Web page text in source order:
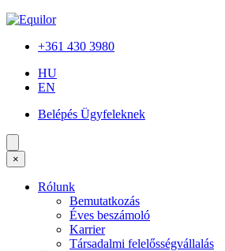
+361 430 3980
HU
EN
Belépés Ügyfeleknek
×
Rólunk
Bemutatkozás
Éves beszámoló
Karrier
Társadalmi felelősségvállalás